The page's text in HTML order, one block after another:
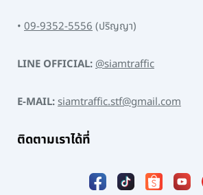
• 09-9352-5556(ปริญญา)
LINE OFFICIAL:@siamtraffic
E-MAIL:siamtraffic.stf@gmail.com
ติดตามเราได้ที่